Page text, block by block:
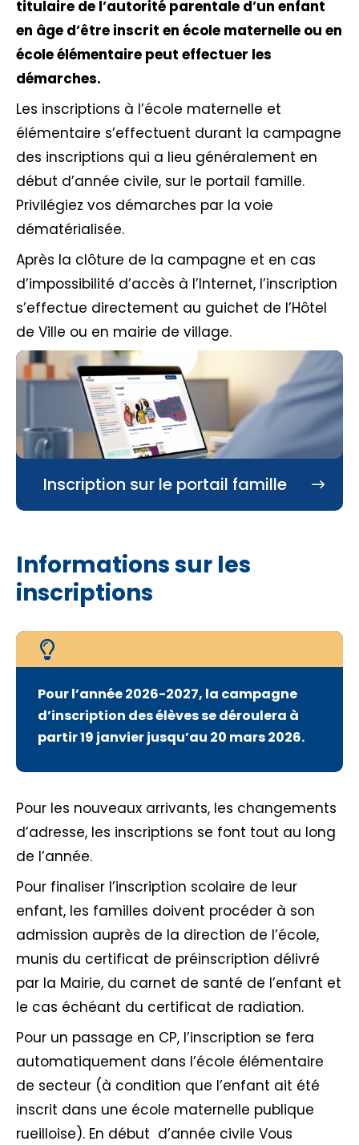
titulaire de l’autorité parentale d’un enfant
en âge d’être inscrit en école maternelle ou en
école élémentaire peut effectuer les
démarches.
Les inscriptions à l’école maternelle et
élémentaire s’effectuent durant la campagne
des inscriptions qui a lieu généralement en
début d’année civile, sur le portail famille.
Privilégiez vos démarches par la voie
dématérialisée.
Après la clôture de la campagne et en cas
d’impossibilité d’accès à l’Internet, l’inscription
s’effectue directement au guichet de l’Hôtel
de Ville ou en mairie de village.
Inscription sur le portail famille
Informations sur les
inscriptions
Pour l’année 2026-2027, la campagne
d’inscription des élèves se déroulera à
partir 19 janvier jusqu’au 20 mars 2026.
Pour les nouveaux arrivants, les changements
d’adresse, les inscriptions se font tout au long
de l’année.
Pour finaliser l’inscription scolaire de leur
enfant, les familles doivent procéder à son
admission auprès de la direction de l’école,
munis du certificat de préinscription délivré
par la Mairie, du carnet de santé de l’enfant et
le cas échéant du certificat de radiation.
Pour un passage en CP, l’inscription se fera
automatiquement dans l’école élémentaire
de secteur (à condition que l’enfant ait été
inscrit dans une école maternelle publique
rueilloise). En début d’année civile Vous